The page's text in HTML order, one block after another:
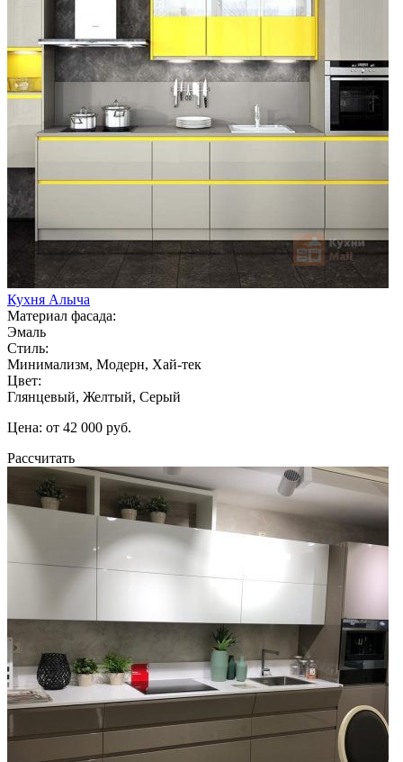
Кухня Алыча
Материал фасада:
Эмаль
Стиль:
Минимализм, Модерн, Хай-тек
Цвет:
Глянцевый, Желтый, Серый
Цена: от 42 000 руб.
Рассчитать